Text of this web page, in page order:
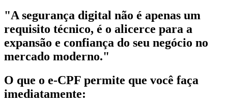
"A segurança digital não é apenas um
requisito técnico, é o alicerce para a
expansão e confiança do seu negócio no
mercado moderno."
O que o e-CPF permite que você faça
imediatamente: